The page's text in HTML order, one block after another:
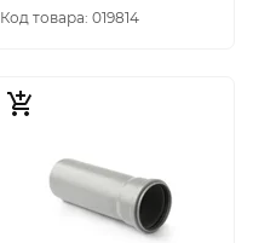
Код товара: 019814